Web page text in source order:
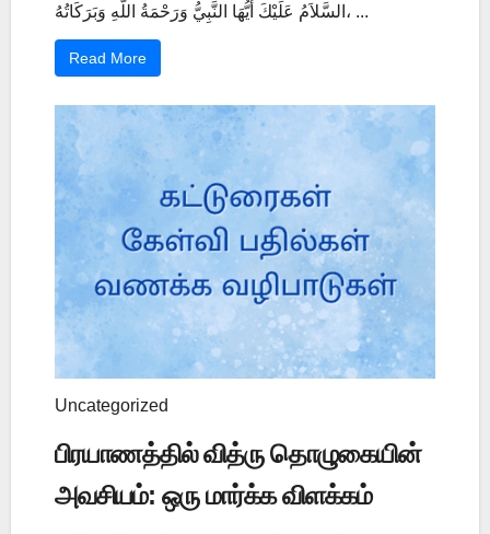
السَّلاَمُ عَلَيْكَ أَيُّهَا النَّبِيُّ وَرَحْمَةُ اللَّهِ وَبَرَكَاتُهُ، ...
Read More
Uncategorized
பிரயாணத்தில் வித்ரு தொழுகையின்
அவசியம்: ஒரு மார்க்க விளக்கம்